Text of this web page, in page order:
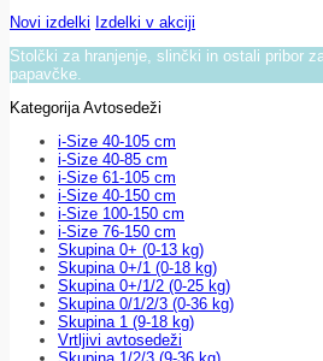
Novi izdelki Izdelki v akciji
Stolčki za hranjenje, slinčki in ostali pribor
papavčke.
Kategorija Avtosedeži
i-Size 40-105 cm
i-Size 40-85 cm
i-Size 61-105 cm
i-Size 40-150 cm
i-Size 100-150 cm
i-Size 76-150 cm
Skupina 0+ (0-13 kg)
Skupina 0+/1 (0-18 kg)
Skupina 0+/1/2 (0-25 kg)
Skupina 0/1/2/3 (0-36 kg)
Skupina 1 (9-18 kg)
Vrtljivi avtosedeži